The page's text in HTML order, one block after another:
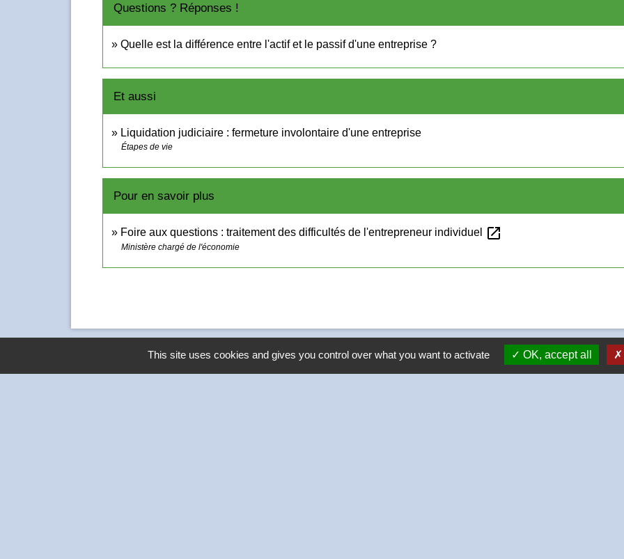
Questions ? Réponses !
Quelle est la différence entre l'actif et le passif d'une entreprise ?
Et aussi
Liquidation judiciaire : fermeture involontaire d'une entreprise
Étapes de vie
Pour en savoir plus
Foire aux questions : traitement des difficultés de l'entrepreneur individuel open_in_new
Ministère chargé de l'économie
This site uses cookies and gives you control over what you want to activate OK, accept all